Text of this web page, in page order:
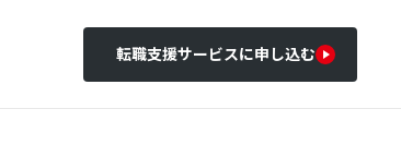
転職支援サービスに申し込む